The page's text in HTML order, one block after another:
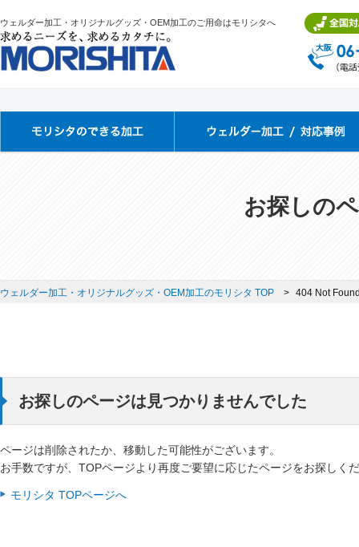
ウェルダー加工・オリジナルグッズ・OEM加工のご用命はモリシタへ
お探しの
ウェルダー加工・オリジナルグッズ・OEM加工のモリシタ TOP 404 Not
お探しのページは見つかりませんでした
ページは削除されたか、移動した可能性がございます。
お手数ですが、TOPページより再度ご要望に応じたページをお探しく
モリシタ TOPページへ